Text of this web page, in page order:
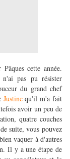
cette année.
pas pu résister
du grand chef
Justinequ'il m'a fait
avoir un peu de
quatre couches
suite, vous pouvez
vaquer à d'autres
Il y a une étape de